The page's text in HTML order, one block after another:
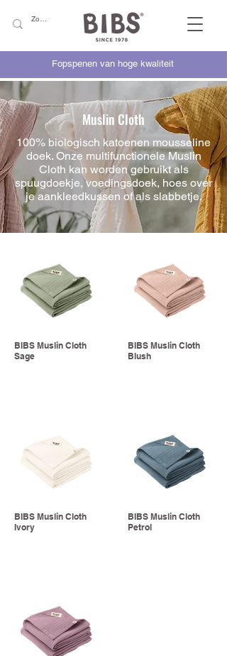
Fopspenen van hoge kwaliteit
Muslin Cloth
100% biologisch katoenen mousseline
doek. Onze multifunctionele Muslin
Cloth kan worden gebruikt als
spuugdoekje, voedingsdoek, hoes over
je aankleedkussen of als slabbetje.
BIBS Muslin Cloth
Sage
BIBS Muslin Cloth
Blush
BIBS Muslin Cloth
Ivory
BIBS Muslin Cloth
Petrol